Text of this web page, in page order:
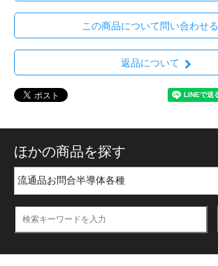
この商品について問い合わせる
返品について
ほかの商品を探す